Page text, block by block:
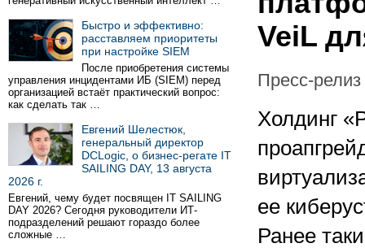
Быстро и эффективно:
расставляем приоритеты
при настройке SIEM
После приобретения системы
управления инцидентами ИБ (SIEM) перед
организацией встаёт практический вопрос:
как сделать так …
Евгений Шелестюк,
генеральный директор
DCLogic, о бизнес-регате IT
SAILING DAY, 13 августа
2026 г.
Евгений, чему будет посвящен IT SAILING
DAY 2026? Сегодня руководители ИТ-
подразделений решают гораздо более
сложные …
VeiL
Пресс-
Холдинг
ее
Ранее